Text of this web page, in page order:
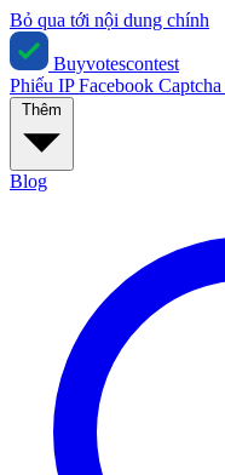
Bỏ qua tới nội dung chính
Buyvotescontest
Phiếu IPFacebook Captcha
Blog